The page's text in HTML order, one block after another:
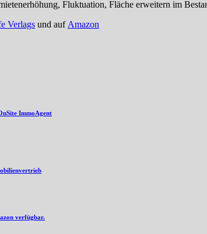
Fluktuation, Fläche erweitern im
Verlags und auf Amazon
ImmoAgent
verfügbar.